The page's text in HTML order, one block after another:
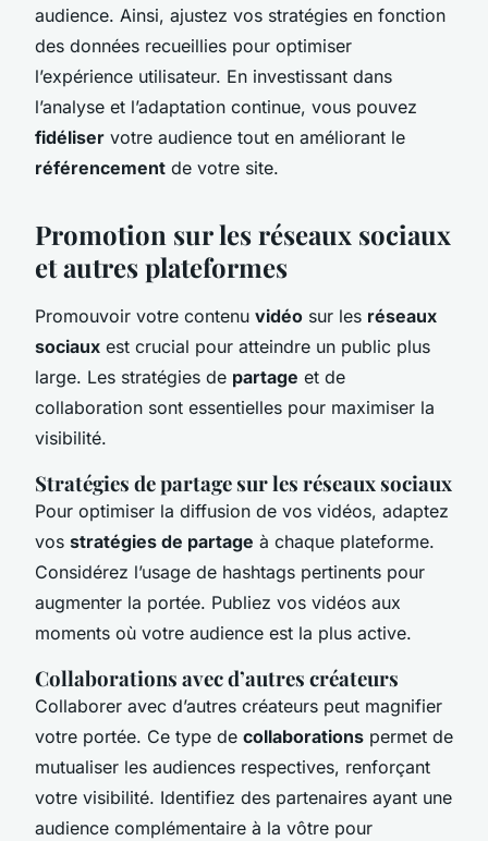
audience. Ainsi, ajustez vos stratégies en fonction
des données recueillies pour optimiser
l’expérience utilisateur. En investissant dans
l’analyse et l’adaptation continue, vous pouvez
fidéliser votre audience tout en améliorant le
référencement de votre site.
Promotion sur les réseaux sociaux
et autres plateformes
Promouvoir votre contenu vidéo sur les réseaux
sociaux est crucial pour atteindre un public plus
large. Les stratégies de partage et de
collaboration sont essentielles pour maximiser la
visibilité.
Stratégies de partage sur les réseaux sociaux
Pour optimiser la diffusion de vos vidéos, adaptez
vos stratégies de partage à chaque plateforme.
Considérez l’usage de hashtags pertinents pour
augmenter la portée. Publiez vos vidéos aux
moments où votre audience est la plus active.
Collaborations avec d’autres créateurs
Collaborer avec d’autres créateurs peut magnifier
votre portée. Ce type de collaborations permet de
mutualiser les audiences respectives, renforçant
votre visibilité. Identifiez des partenaires ayant une
audience complémentaire à la vôtre pour